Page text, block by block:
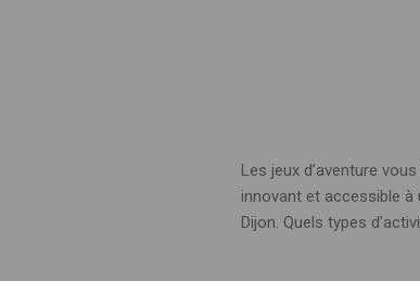
Les jeux d’aventure
innovant et accessible à
Dijon. Quels types